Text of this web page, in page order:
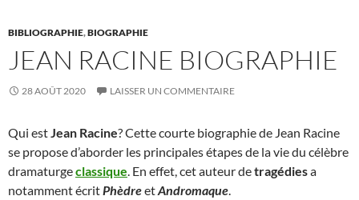
BIBLIOGRAPHIE,BIOGRAPHIE
JEAN RACINE BIOGRAPHIE
28 AOÛT 2020 LAISSER UN COMMENTAIRE
Qui estJean Racine? Cette courte biographie de Jean Racine
se propose d’aborder les principales étapes de la vie du célèbre
dramaturgeclassique. En effet, cet auteur detragédiesa
notamment écritPhèdreetAndromaque.